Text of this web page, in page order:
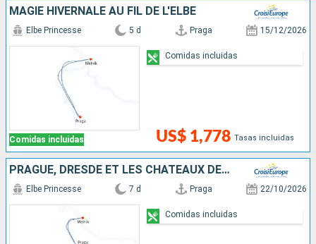
MAGIE HIVERNALE AU FIL DE L'ELBE
Comidas incluidas
Elbe Princesse 5 d Praga 15/12/2026
US$ 1,778 Tasas incluidas
Comidas incluidas
PRAGUE, DRESDE ET LES CHÂTEAUX DE BOHÊME, CROISIÈRE INÉDITE SUR L'ELBE ET LA MOLDAU SAUVAGE
Elbe Princesse 7 d Praga 22/10/2026
Comidas incluidas